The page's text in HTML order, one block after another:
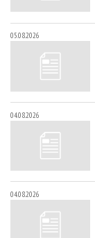
05.08.2026
04.08.2026
04.08.2026